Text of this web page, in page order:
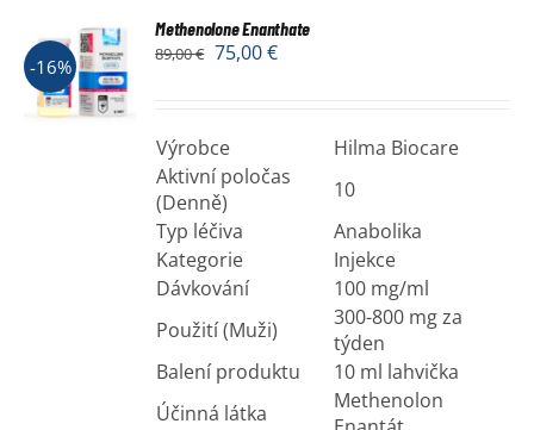
-16%
Methenolone Enanthate
89,00€ 75,00€
Výrobce
Hilma Biocare
Aktivní poločas
(Denně)
10
Typ léčiva
Anabolika
Kategorie
Injekce
Dávkování
100 mg/ml
Použití (Muži)
300-800 mg za
týden
Balení produktu
10 ml lahvička
Účinná látka
Methenolon